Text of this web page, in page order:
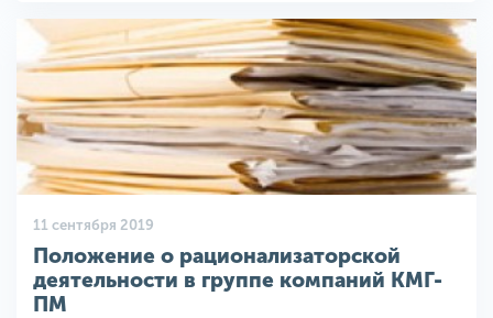
11 сентября 2019
Положение о рационализаторской
деятельности в группе компаний КМГ-
ПМ